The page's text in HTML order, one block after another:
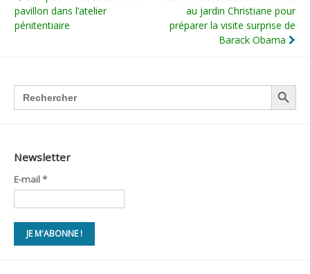
de
pavillon dans l’atelier
pénitentiaire
au jardin Christiane pour
préparer la visite surprise de
Barack Obama
Search
for:
SEARCH BUTTON
Newsletter
E-mail*